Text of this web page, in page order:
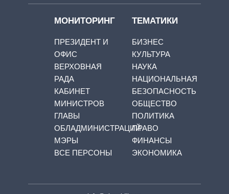
МОНИТОРИНГ
ПРЕЗИДЕНТ И
ОФИС
ВЕРХОВНАЯ
РАДА
КАБИНЕТ
МИНИСТРОВ
ГЛАВЫ
ОБЛАДМИНИСТРАЦИЙ
МЭРЫ
ВСЕ ПЕРСОНЫ
ТЕМАТИКИ
БИЗНЕС
КУЛЬТУРА
НАУКА
НАЦИОНАЛЬНАЯ
БЕЗОПАСНОСТЬ
ОБЩЕСТВО
ПОЛИТИКА
ПРАВО
ФИНАНСЫ
ЭКОНОМИКА